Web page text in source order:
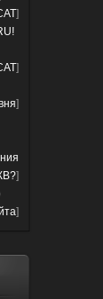
]
]
]
]
]